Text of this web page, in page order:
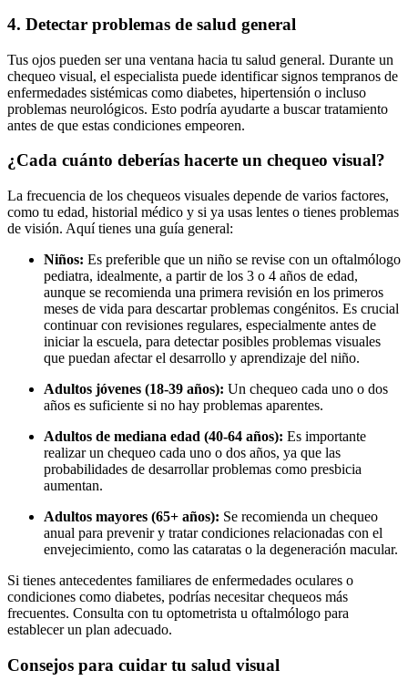
4. Detectar problemas de salud general
Tus ojos pueden ser una ventana hacia tu salud general. Durante un
chequeo visual, el especialista puede identificar signos tempranos de
enfermedades sistémicas como diabetes, hipertensión o incluso
problemas neurológicos. Esto podría ayudarte a buscar tratamiento
antes de que estas condiciones empeoren.
¿Cada cuánto deberías hacerte un chequeo visual?
La frecuencia de los chequeos visuales depende de varios factores,
como tu edad, historial médico y si ya usas lentes o tienes problemas
de visión. Aquí tienes una guía general:
Niños: Es preferible que un niño se revise con un oftalmólogo
pediatra, idealmente, a partir de los 3 o 4 años de edad,
aunque se recomienda una primera revisión en los primeros
meses de vida para descartar problemas congénitos. Es crucial
continuar con revisiones regulares, especialmente antes de
iniciar la escuela, para detectar posibles problemas visuales
que puedan afectar el desarrollo y aprendizaje del niño.
Adultos jóvenes (18-39 años): Un chequeo cada uno o dos
años es suficiente si no hay problemas aparentes.
Adultos de mediana edad (40-64 años): Es importante
realizar un chequeo cada uno o dos años, ya que las
probabilidades de desarrollar problemas como presbicia
aumentan.
Adultos mayores (65+ años): Se recomienda un chequeo
anual para prevenir y tratar condiciones relacionadas con el
envejecimiento, como las cataratas o la degeneración macular.
Si tienes antecedentes familiares de enfermedades oculares o
condiciones como diabetes, podrías necesitar chequeos más
frecuentes. Consulta con tu optometrista u oftalmólogo para
establecer un plan adecuado.
Consejos para cuidar tu salud visual